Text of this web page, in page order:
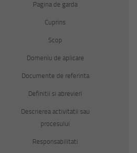
Pagina de garda
Cuprins
Scop
Domeniu de aplicare
Documente de referinta
Definitii si abrevieri
Descrierea activitatii sau
procesului
Responsabilitati